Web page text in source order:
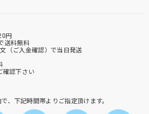
円
送料無料
（ご入金確認）で当日発送
確認下さい
、下記時間帯よりご指定頂けます。